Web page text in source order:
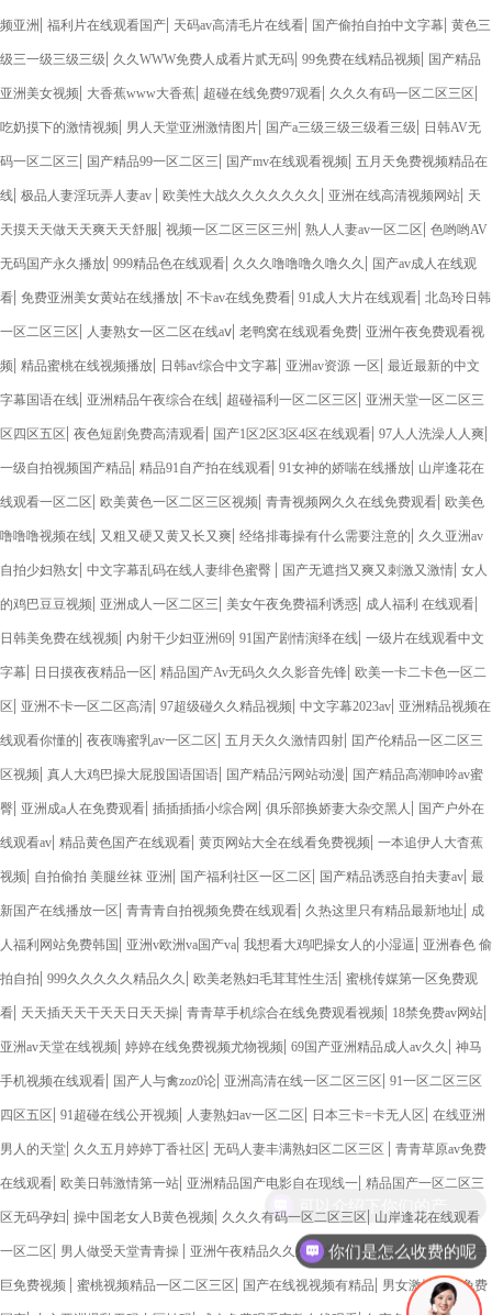
频亚洲 | 福利片在线观看国产| 天码av高清毛片在线看| 国产偷拍自拍中文字幕| 黄色三
级三一级三级三级| 久久WWW免费人成看片贰无码| 99免费在线精品视频| 国产精品
亚洲美女视频| 大香蕉www大香蕉| 超碰在线免费97观看| 久久久有码一区二区三区|
吃奶摸下的激情视频| 男人天堂亚洲激情图片| 国产a三级三级三级看三级| 日韩AV无
码一区二区三| 国产精品99一区二区三| 国产mv在线观看视频| 五月天免费视频精品在
线| 极品人妻淫玩弄人妻av | 欧美性大战久久久久久久久 | 亚洲在线高清视频网站| 天
天摸天天做天天爽天天舒服| 视频一区二区三区三州 | 熟人人妻av一区二区| 色哟哟AV
无码国产永久播放| 999精品色在线观看| 久久久噜噜噜久噜久久 | 国产av成人在线观
看| 免费亚洲美女黄站在线播放| 不卡av在线免费看| 91成人大片在线观看| 北岛玲日韩
一区二区三区| 人妻熟女一区二区在线aⅴ| 老鸭窝在线观看免费| 亚洲午夜免费观看视
频| 精品蜜桃在线视频播放| 日韩av综合中文字幕| 亚洲av资源 一区| 最近最新的中文
字幕国语在线| 亚洲精品午夜综合在线| 超碰福利一区二区三区| 亚洲天堂一区二区三
区四区五区| 夜色短剧免费高清观看| 国产1区2区3区4区在线观看| 97人人洗澡人人爽|
一级自拍视频国产精品| 精品91自产拍在线观看| 91女神的娇喘在线播放| 山岸逢花在
线观看一区二区| 欧美黄色一区二区三区视频| 青青视频网久久在线免费观看| 欧美色
噜噜噜视频在线| 又粗又硬又黄又长又爽| 经络排毒操有什么需要注意的| 久久亚洲av
自拍少妇熟女| 中文字幕乱码在线人妻绯色蜜臀 | 国产无遮挡又爽又刺激又激情| 女人
的鸡巴豆豆视频| 亚洲成人一区二区三| 美女午夜免费福利诱惑| 成人福利 在线观看|
日韩美免费在线视频| 内射干少妇亚洲69| 91国产剧情演绎在线| 一级片在线观看中文
字幕| 日日摸夜夜精品一区| 精品国产Av无码久久久影音先锋| 欧美一卡二卡色一区二
区| 亚洲不卡一区二区高清| 97超级碰久久精品视频| 中文字幕2023av| 亚洲精品视频在
线观看你懂的| 夜夜嗨蜜乳av一区二区| 五月天久久激情四射| 囯产伦精品一区二区三
区视频| 真人大鸡巴操大屁股国语国语| 国产精品污网站动漫| 国产精品高潮呻吟av蜜
臀| 亚洲成a人在免费观看| 插插插插小综合网 | 俱乐部换娇妻大杂交黑人 | 国产户外在
线观看av| 精品黄色国产在线观看| 黄页网站大全在线看免费视频| 一本追伊人大杳蕉
视频| 自拍偷拍 美腿丝袜 亚洲 | 国产福利社区一区二区| 国产精品诱惑自拍夫妻av| 最
新国产在线播放一区| 青青青自拍视频免费在线观看| 久热这里只有精品最新地址| 成
人福利网站免费韩国 | 亚洲v欧洲va国产va| 我想看大鸡吧操女人的小湿逼 | 亚洲春色 偷
拍自拍| 999久久久久久精品久久 | 欧美老熟妇毛茸茸性生活| 蜜桃传媒第一区免费观
看| 天天插天天干天天日天天操| 青青草手机综合在线免费观看视频| 18禁免费av网站|
亚洲av天堂在线视频| 婷婷在线免费视频尤物视频| 69国产亚洲精品成人av久久 | 神马
手机视频在线观看| 国产人与禽zoz0论| 亚洲高清在线一区二区三区| 91一区二区三区
四区五区| 91超碰在线公开视频| 人妻熟妇av一区二区| 日本三卡=卡无人区| 在线亚洲
男人的天堂| 久久五月婷婷丁香社区| 无码人妻丰满熟妇区二区三区 | 青青草原av免费
在线观看| 欧美日韩激情第一站| 亚洲精品国产电影自在现线一| 精品国产一区二区三
区无码孕妇| 操中国老女人B黄色视频| 久久久有码一区二区三区| 山岸逢花在线观看
一区二区| 男人做受天堂青青操 | 亚洲午夜精品久久久中文影院|无码人妻一区二区三
巨免费视频 | 蜜桃视频精品一区二区三区| 国产在线视视频有精品| 男女激情久久免费
你们是怎么收费的呢